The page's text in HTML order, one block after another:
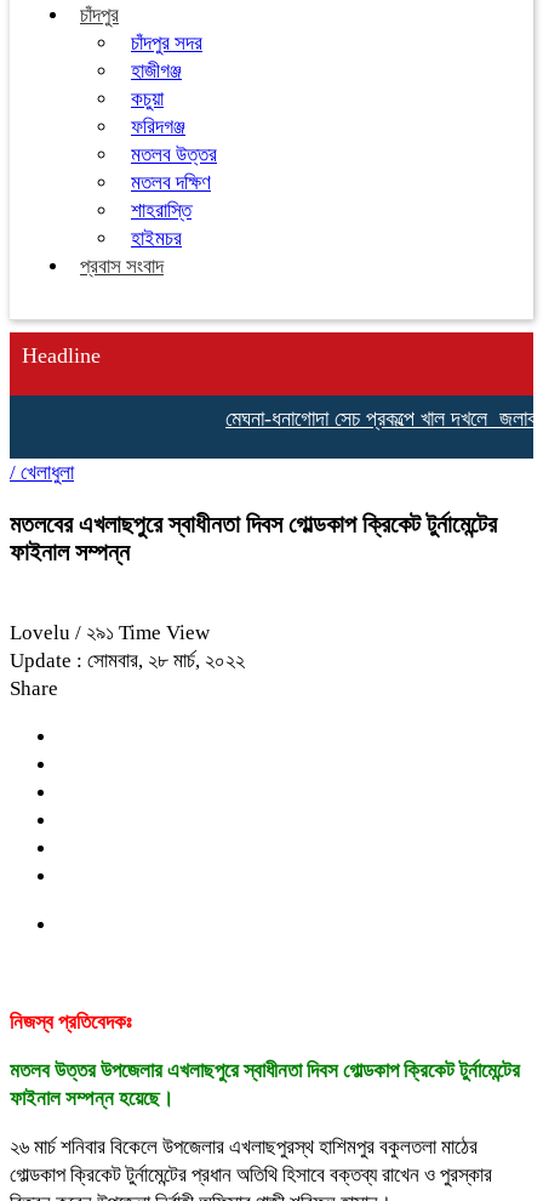
চাঁদপুর
চাঁদপুর সদর
হাজীগঞ্জ
কচুয়া
ফরিদগঞ্জ
মতলব উত্তর
মতলব দক্ষিণ
শাহরাস্তি
হাইমচর
প্রবাস সংবাদ
Headline
মেঘনা-ধনাগোদা সেচ প্রকল্পে খাল দখলে
/ খেলাধুলা
মতলবের এখলাছপুরে স্বাধীনতা দিবস গোল্ডকাপ ক্রিকেট টুর্নামেন্টের
ফাইনাল সম্পন্ন
Lovelu / ২৯১ Time View
Update : সোমবার, ২৮ মার্চ, ২০২২
Share
নিজস্ব প্রতিবেদকঃ
মতলব উত্তর উপজেলার এখলাছপুরে স্বাধীনতা দিবস গোল্ডকাপ ক্রিকেট টুর্নামেন্টের
ফাইনাল সম্পন্ন হয়েছে।
২৬ মার্চ শনিবার বিকেলে উপজেলার এখলাছপুরস্থ হাশিমপুর বকুলতলা মাঠের
গোল্ডকাপ ক্রিকেট টুর্নামেন্টের প্রধান অতিথি হিসাবে বক্তব্য রাখেন ও পুরস্কার